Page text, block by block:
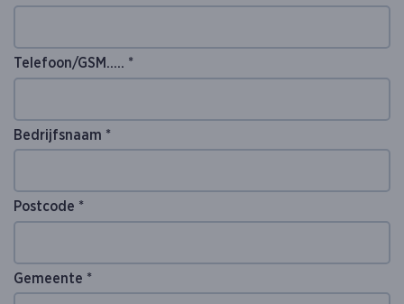
Telefoon/GSM..... *
Bedrijfsnaam *
Postcode *
Gemeente *